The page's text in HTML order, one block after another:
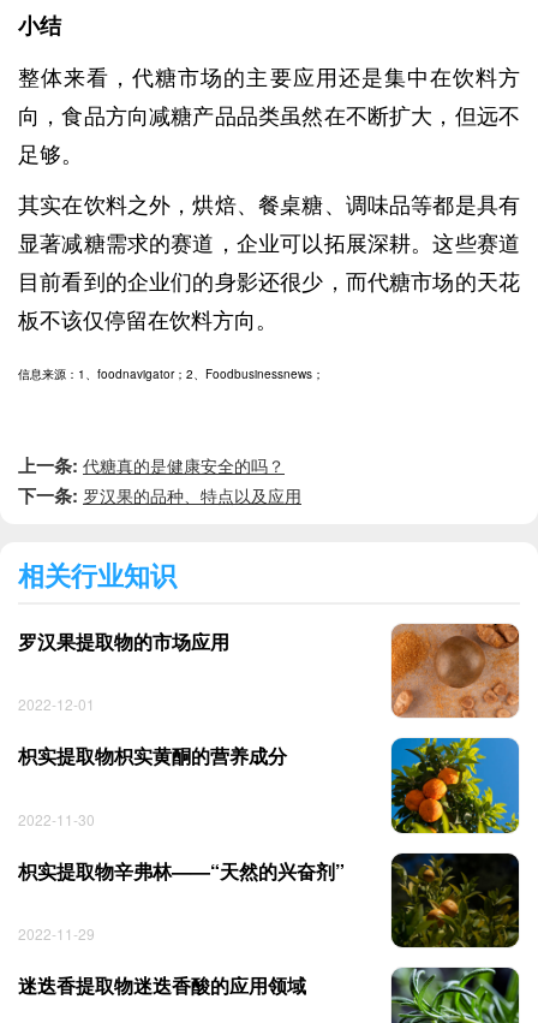
小结
整体来看，代糖市场的主要应用还是集中在饮料方
向，食品方向减糖产品品类虽然在不断扩大，但远不
足够。
其实在饮料之外，烘焙、餐桌糖、调味品等都是具有
显著减糖需求的赛道，企业可以拓展深耕。这些赛道
目前看到的企业们的身影还很少，而代糖市场的天花
板不该仅停留在饮料方向。
信息来源：1、foodnavigator；2、Foodbusinessnews；
上一条: 代糖真的是健康安全的吗？
下一条: 罗汉果的品种、特点以及应用
相关行业知识
罗汉果提取物的市场应用
2022-12-01
枳实提取物枳实黄酮的营养成分
2022-11-30
枳实提取物辛弗林——“天然的兴奋剂”
2022-11-29
迷迭香提取物迷迭香酸的应用领域